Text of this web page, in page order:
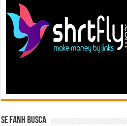
Se FanH Busca